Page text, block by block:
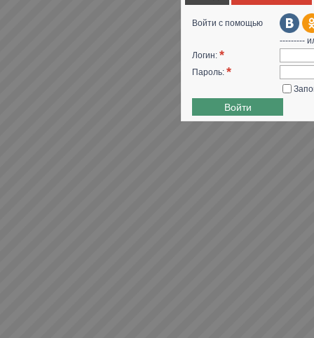
Войти с помощью
---------
Логин: *
Пароль: *